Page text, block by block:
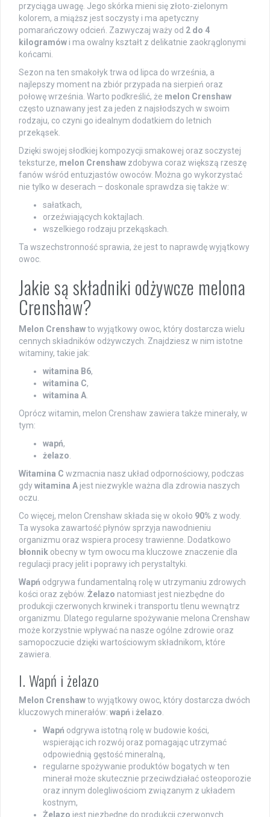
przyciąga uwagę. Jego skórka mieni się złoto-zielonym
kolorem, a miąższ jest soczysty i ma apetyczny
pomarańczowy odcień. Zazwyczaj waży od 2 do 4
kilogramów i ma owalny kształt z delikatnie zaokrąglonymi
końcami.
Sezon na ten smakołyk trwa od lipca do września, a
najlepszy moment na zbiór przypada na sierpień oraz
połowę września. Warto podkreślić, że melon Crenshaw
często uznawany jest za jeden z najsłodszych w swoim
rodzaju, co czyni go idealnym dodatkiem do letnich
przekąsek.
Dzięki swojej słodkiej kompozycji smakowej oraz soczystej
teksturze, melon Crenshaw zdobywa coraz większą rzeszę
fanów wśród entuzjastów owoców. Można go wykorzystać
nie tylko w deserach – doskonale sprawdza się także w:
sałatkach,
orzeźwiających koktajlach.
wszelkiego rodzaju przekąskach.
Ta wszechstronność sprawia, że jest to naprawdę wyjątkowy
owoc.
Jakie są składniki odżywcze melona
Crenshaw?
Melon Crenshawto wyjątkowy owoc, który dostarcza wielu
cennych składników odżywczych. Znajdziesz w nim istotne
witaminy, takie jak:
witamina B6,
witamina C,
witamina A.
Oprócz witamin, melon Crenshaw zawiera także minerały, w
tym:
wapń,
żelazo.
Witamina C wzmacnia nasz układ odpornościowy, podczas
gdywitamina A jest niezwykle ważna dla zdrowia naszych
oczu.
Co więcej, melon Crenshaw składa się w około 90% z wody.
Ta wysoka zawartość płynów sprzyja nawodnieniu
organizmu oraz wspiera procesy trawienne. Dodatkowo
błonnik obecny w tym owocu ma kluczowe znaczenie dla
regulacji pracy jelit i poprawy ich perystaltyki.
Wapń odgrywa fundamentalną rolę w utrzymaniu zdrowych
kości oraz zębów. Żelazo natomiast jest niezbędne do
produkcji czerwonych krwinek i transportu tlenu wewnątrz
organizmu. Dlatego regularne spożywanie melona Crenshaw
może korzystnie wpływać na nasze ogólne zdrowie oraz
samopoczucie dzięki wartościowym składnikom, które
zawiera.
I. Wapń i żelazo
Melon Crenshawto wyjątkowy owoc, który dostarcza dwóch
kluczowych minerałów: wapń i żelazo.
Wapń odgrywa istotną rolę w budowie kości,
wspierając ich rozwój oraz pomagając utrzymać
odpowiednią gęstość mineralną,
regularne spożywanie produktów bogatych w ten
minerał może skutecznie przeciwdziałać osteoporozie
oraz innym dolegliwościom związanym z układem
kostnym,
Żelazo jest niezbędne do produkcji czerwonych